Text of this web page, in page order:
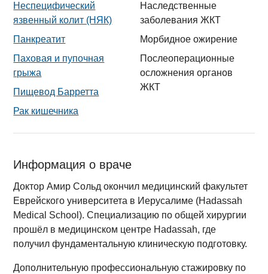
Неспецифический
язвенный колит (НЯК)
Панкреатит
Паховая и пупочная
грыжа
Пищевод Барретта
Рак кишечника
Наследственные
заболевания ЖКТ
Морбидное ожирение
Послеоперационные
осложнения органов
ЖКТ
Информация о враче
Доктор Амир Сольд окончил медицинский факультет
Еврейского университета в Иерусалиме (Hadassah
Medical School). Специализацию по общей хирургии
прошёл в медицинском центре Hadassah, где
получил фундаментальную клиническую подготовку.
Дополнительную профессиональную стажировку по